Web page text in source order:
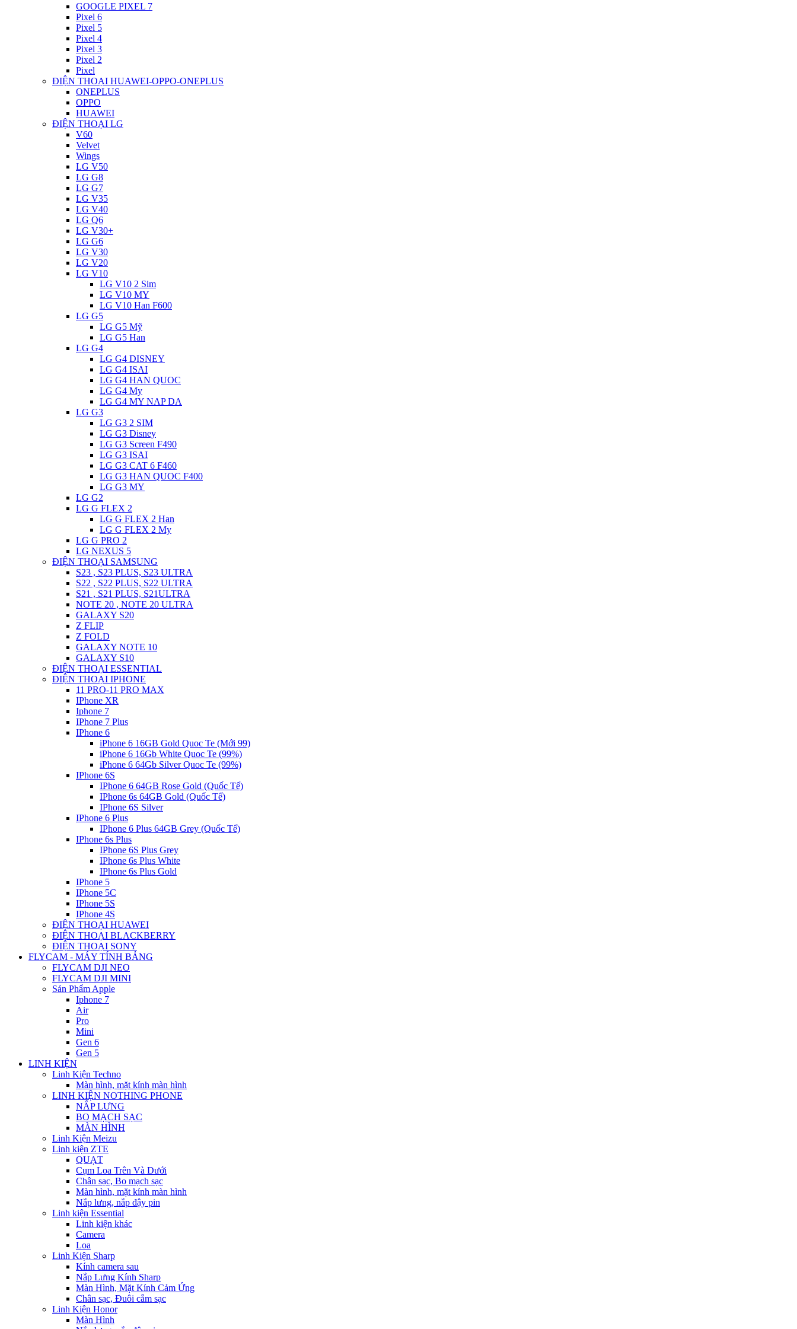
GOOGLE PIXEL 7
Pixel 6
Pixel 5
Pixel 4
Pixel 3
Pixel 2
Pixel
ĐIỆN THOẠI HUAWEI-OPPO-ONEPLUS
ONEPLUS
OPPO
HUAWEI
ĐIỆN THOẠI LG
V60
Velvet
Wings
LG V50
LG G8
LG G7
LG V35
LG V40
LG Q6
LG V30+
LG G6
LG V30
LG V20
LG V10
LG V10 2 Sim
LG V10 MY
LG V10 Han F600
LG G5
LG G5 Mỹ
LG G5 Han
LG G4
LG G4 DISNEY
LG G4 ISAI
LG G4 HAN QUOC
LG G4 My
LG G4 MY NAP DA
LG G3
LG G3 2 SIM
LG G3 Disney
LG G3 Screen F490
LG G3 ISAI
LG G3 CAT 6 F460
LG G3 HAN QUOC F400
LG G3 MY
LG G2
LG G FLEX 2
LG G FLEX 2 Han
LG G FLEX 2 My
LG G PRO 2
LG NEXUS 5
ĐIỆN THOẠI SAMSUNG
S23 , S23 PLUS, S23 ULTRA
S22 , S22 PLUS, S22 ULTRA
S21 , S21 PLUS, S21ULTRA
NOTE 20 , NOTE 20 ULTRA
GALAXY S20
Z FLIP
Z FOLD
GALAXY NOTE 10
GALAXY S10
ĐIỆN THOẠI ESSENTIAL
ĐIỆN THOẠI IPHONE
11 PRO-11 PRO MAX
IPhone XR
Iphone 7
IPhone 7 Plus
IPhone 6
iPhone 6 16GB Gold Quoc Te (Mới 99)
iPhone 6 16Gb White Quoc Te (99%)
iPhone 6 64Gb Silver Quoc Te (99%)
IPhone 6S
IPhone 6 64GB Rose Gold (Quốc Tế)
IPhone 6s 64GB Gold (Quốc Tế)
IPhone 6S Silver
IPhone 6 Plus
IPhone 6 Plus 64GB Grey (Quốc Tế)
IPhone 6s Plus
IPhone 6S Plus Grey
IPhone 6s Plus White
IPhone 6s Plus Gold
IPhone 5
IPhone 5C
IPhone 5S
IPhone 4S
ĐIỆN THOẠI HUAWEI
ĐIỆN THOẠI BLACKBERRY
ĐIỆN THOẠI SONY
FLYCAM - MÁY TÍNH BẢNG
FLYCAM DJI NEO
FLYCAM DJI MINI
Sản Phẩm Apple
Iphone 7
Air
Pro
Mini
Gen 6
Gen 5
LINH KIỆN
Linh Kiện Techno
Màn hình, mặt kính màn hình
LINH KIỆN NOTHING PHONE
NẮP LƯNG
BO MẠCH SẠC
MÀN HÌNH
Linh Kiện Meizu
Linh kiện ZTE
QUẠT
Cụm Loa Trên Và Dưới
Chân sạc, Bo mạch sạc
Màn hình, mặt kính màn hình
Nắp lưng, nắp đậy pin
Linh kiện Essential
Linh kiện khác
Camera
Loa
Linh Kiện Sharp
Kính camera sau
Nắp Lưng Kính Sharp
Màn Hình, Mặt Kính Cảm Ứng
Chân sạc, Đuôi cắm sạc
Linh Kiện Honor
Màn Hình